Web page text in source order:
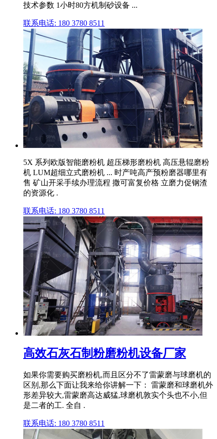
技术参数 1小时80方机制砂设备 ...
联系电话: 180 3780 8511
5X 系列欧版智能磨粉机 超压梯形磨粉机 高压悬辊磨粉
机 LUM超细立式磨粉机 ... 时产吨高产预粉磨器哪里有
售 矿山开采手续办理流程 撒可富复价格 立磨力促钢渣
的资源化 .
联系电话: 180 3780 8511
高效石灰石制粉磨粉机设备厂家
如果你需要购买磨粉机,而且区分不了雷蒙磨与球磨机的
区别,那么下面让我来给你讲解一下： 雷蒙磨和球磨机外
形差异较大,雷蒙磨高达威猛,球磨机敦实个头也不小,但
是二者的工. 全自 .
联系电话: 180 3780 8511